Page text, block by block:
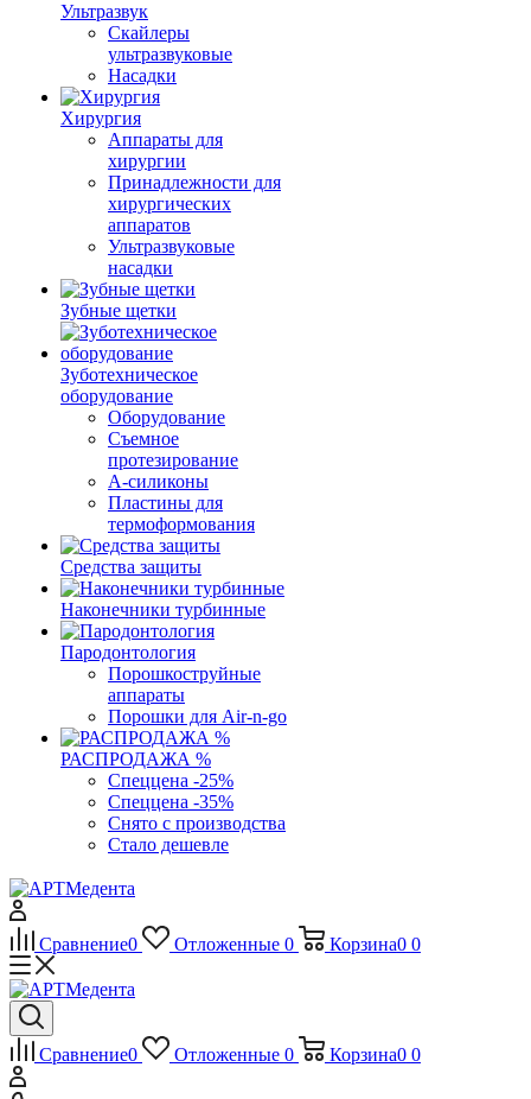
Ультразвук
Скайлеры
ультразвуковые
Насадки
Хирургия
Аппараты для
хирургии
Принадлежности для
хирургических
аппаратов
Ультразвуковые
насадки
Зубные щетки
Зуботехническое
оборудование
Оборудование
Съемное
протезирование
А-силиконы
Пластины для
термоформования
Средства защиты
Наконечники турбинные
Пародонтология
Порошкоструйные
аппараты
Порошки для Air-n-go
РАСПРОДАЖА %
Спеццена -25%
Спеццена -35%
Снято с производства
Стало дешевле
Сравнение0 Отложенные 0 Корзина0 0
Сравнение0 Отложенные 0 Корзина0 0